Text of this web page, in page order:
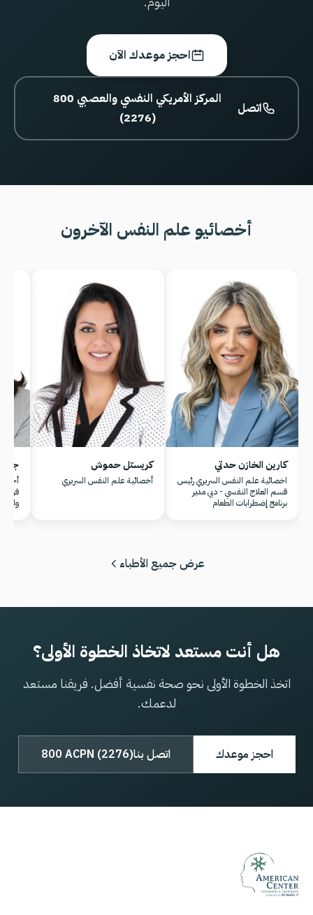
احجز موعدك الآن
اتصل
800 المركز الأمريكي النفسي والعصبي
(2276)
أخصائيو علم النفس الآخرون
كارين الخازن حدتي
اخصائية علم النفس السريري رئيس
قسم العلاج النفسي - دبي مدير
برنامج إضطرابات الطعام
كريستل حموش
أخصائية علم النفس السريري
فريق
عرض جميع الأطباء
هل أنت مستعد لاتخاذ الخطوة الأولى؟
اتخذ الخطوة الأولى نحو صحة نفسية أفضل. فريقنا مستعد
لدعمك.
احجز موعدك اتصل بنا800 ACPN (2276)